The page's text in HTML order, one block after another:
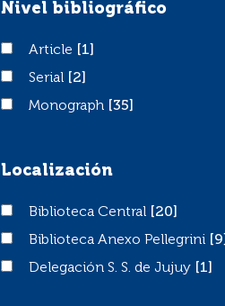
Nivel bibliográfico
ArticleArticle
[1]
SerialSerial
[2]
Monograph
Monograph [35]
Localización
Biblioteca Central
Biblioteca Central
[20]
Biblioteca Anexo Pellegrini
Biblioteca Anexo Pellegrini
[9]
Delegación S. S. de Jujuy
Delegación S. S. de Jujuy [1]